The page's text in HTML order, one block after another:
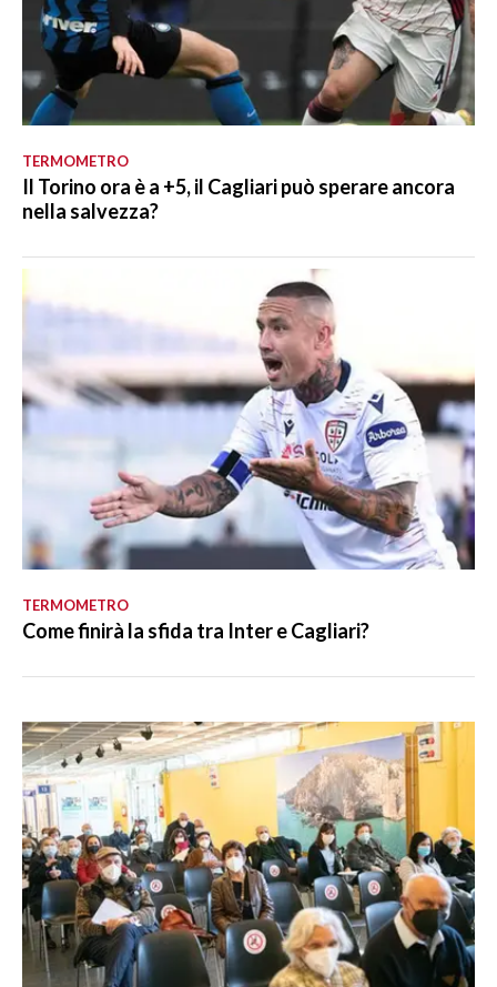
TERMOMETRO
Il Torino ora è a +5, il Cagliari può sperare ancora
nella salvezza?
TERMOMETRO
Come finirà la sfida tra Inter e Cagliari?